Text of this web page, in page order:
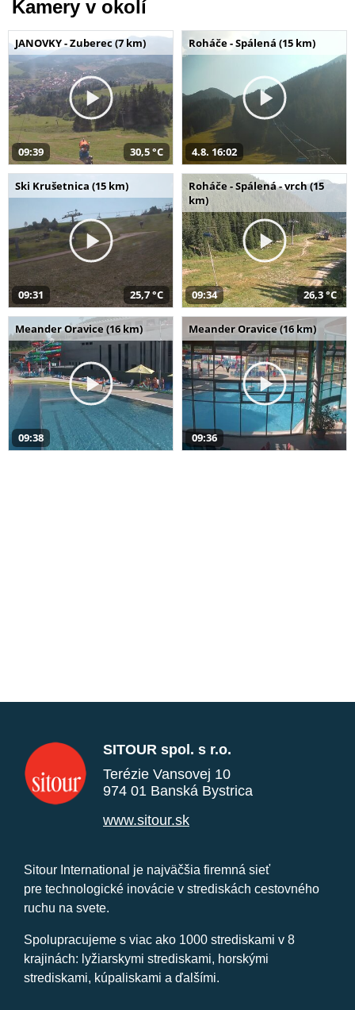
Kamery v okolí
JANOVKY - Zuberec (7 km)
09:39 30,5 °C
Roháče - Spálená (15 km)
4.8. 16:02
Ski Krušetnica (15 km)
09:31 25,7 °C
Roháče - Spálená - vrch (15
km)
09:34 26,3 °C
Meander Oravice (16 km)
09:38
Meander Oravice (16 km)
09:36
SITOUR spol. s r.o.
Terézie Vansovej 10
974 01 Banská Bystrica
www.sitour.sk
Sitour International je najväčšia firemná sieť
pre technologické inovácie v strediskách cestovného
ruchu na svete.
Spolupracujeme s viac ako 1000 strediskami v 8
krajinách: lyžiarskymi strediskami, horskými
strediskami, kúpaliskami a ďalšími.